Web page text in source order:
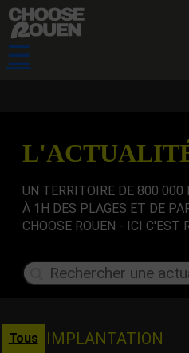
☰
UN TERRITOIRE DE 800 000
À 1H DES PLAGES ET DE
CHOOSE ROUEN - ICI C'EST
Tous IMPLANTATION